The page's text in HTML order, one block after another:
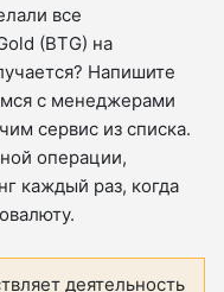
все
(BTG) на
Напишите
с менеджерами
сервис из списка.
операции,
каждый раз, когда
деятельность